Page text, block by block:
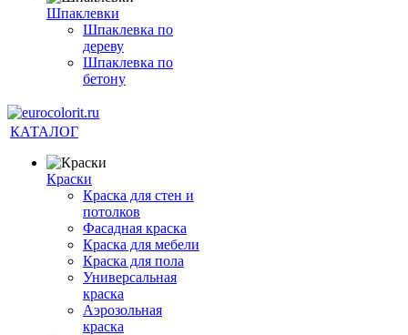
Шпаклевки
Шпаклевка по
дереву
Шпаклевка по
бетону
КАТАЛОГ
Краски
Краска для стен и
потолков
Фасадная краска
Краска для мебели
Краска для пола
Универсальная
краска
Аэрозольная
краска